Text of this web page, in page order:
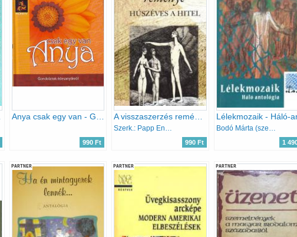
990 Ft
Szerk.: Papp Endre
990 Ft
Bodó Márta (szerk.), Józsa Zsuzsanna (szerk.)
1
PARTNER PARTNER PARTNER